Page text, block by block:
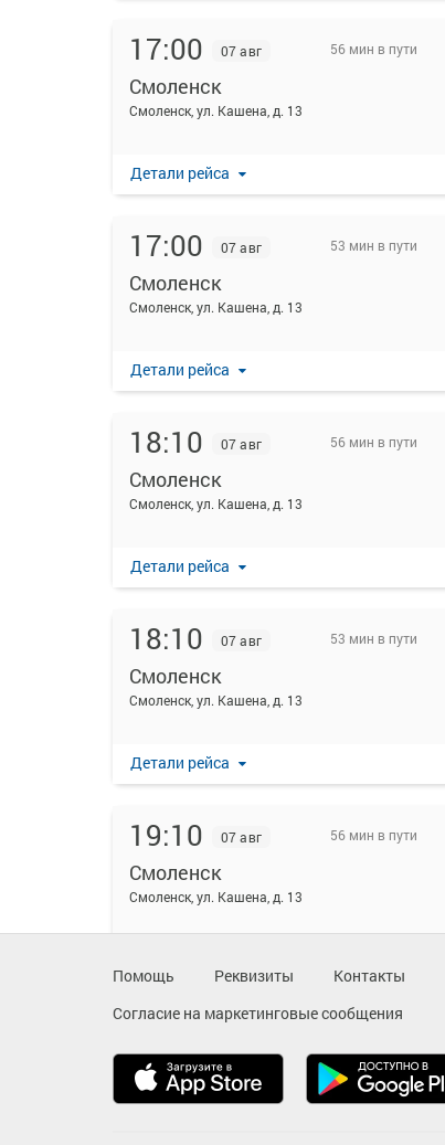
17:00 07 авг 56 мин в пути
Смоленск
Смоленск, ул. Кашена, д. 13
Детали рейса
17:00 07 авг 53 мин в пути
Смоленск
Смоленск, ул. Кашена, д. 13
Детали рейса
18:10 07 авг 56 мин в пути
Смоленск
Смоленск, ул. Кашена, д. 13
Детали рейса
18:10 07 авг 53 мин в пути
Смоленск
Смоленск, ул. Кашена, д. 13
Детали рейса
19:10 07 авг 56 мин в пути
Смоленск
Смоленск, ул. Кашена, д. 13
19:10
Смоленск
Смоленск, ул. Кашена, д. 13
Помощь Реквизиты Контакты
Согласие на маркетинговые сообщения